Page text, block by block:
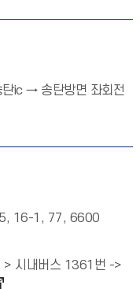
ic → 송탄방면 좌회전
16-1, 77, 6600
> 시내버스 1361번 ->